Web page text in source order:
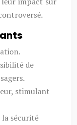
de
stimulant
sécurité